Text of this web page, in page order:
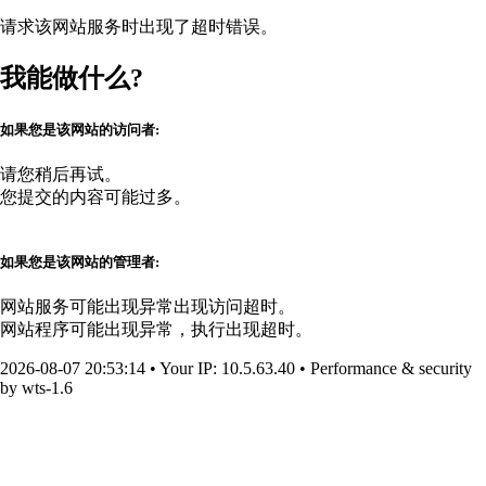
请求该网站服务时出现了超时错误。
我能做什么?
如果您是该网站的访问者:
请您稍后再试。
您提交的内容可能过多。
如果您是该网站的管理者:
网站服务可能出现异常出现访问超时。
网站程序可能出现异常，执行出现超时。
2026-08-07 20:53:14 • Your IP: 10.5.63.40 • Performance & security
by wts-1.6